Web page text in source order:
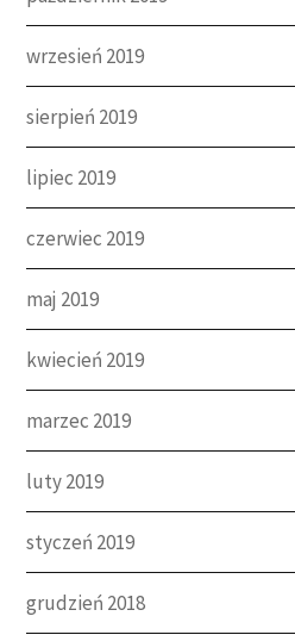
wrzesień 2019
sierpień 2019
lipiec 2019
czerwiec 2019
maj 2019
kwiecień 2019
marzec 2019
luty 2019
styczeń 2019
grudzień 2018